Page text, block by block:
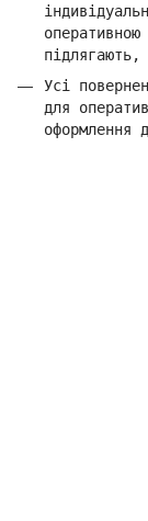
Усі
для
оформлення